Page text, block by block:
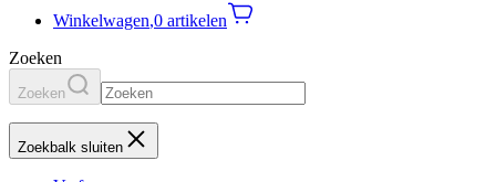
Winkelwagen,0 artikelen
Zoeken
Zoeken
Zoekbalk sluiten